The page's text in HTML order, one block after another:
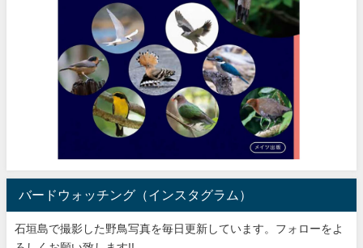
バードウォッチング（インスタグラム）
石垣島で撮影した野鳥写真を毎日更新しています。フォローをよ